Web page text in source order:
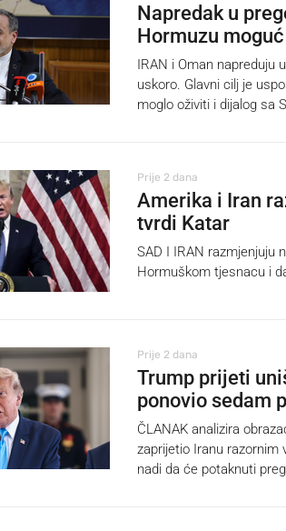
Napredak u
Hormuzu
IRAN i Oman napreduju
uskoro. Glavni cilj je
moglo oživiti i dijalog sa
Prije 2 dana
Amerika i Iran
tvrdi Katar
SAD I IRAN razmjenjuju
Hormuškom tjesnacu i
Prije 2 dana
Trump prijeti
ponovio sedam
ČLANAK analizira
zaprijetio Iranu razornim
nadi da će potaknuti